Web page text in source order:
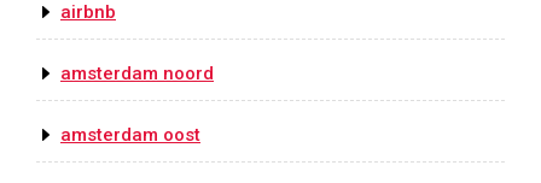
airbnb
amsterdam noord
amsterdam oost